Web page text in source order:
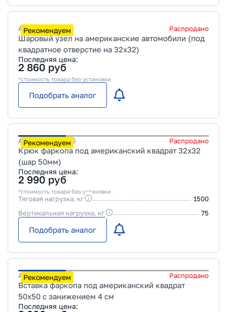
Рекомендуем
АртикулKU-02 Распродано
Шаровый узел на американские автомобили (под
квадратное отверстие на 32x32)
Последняя цена:
2 860 руб
*стоимость товара без установки
Подобрать аналог
Рекомендуем
АртикулKU-02G Распродано
Крюк фаркопа под американский квадрат 32х32
(шар 50мм)
Последняя цена:
2 990 руб
*стоимость товара без установки
Тяговая нагрузка, кг
1500
Вертикальная нагрузка, кг
75
Подобрать аналог
Рекомендуем
АртикулKU-05 Распродано
Вставка фаркопа под американский квадрат
50х50 с занижением 4 см
Последняя цена: